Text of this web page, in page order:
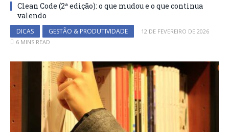
Clean Code (2ª edição): o que mudou e o que continua
valendo
DICAS GESTÃO & PRODUTIVIDADE
12 DE FEVEREIRO DE 2026
6 MINS READ